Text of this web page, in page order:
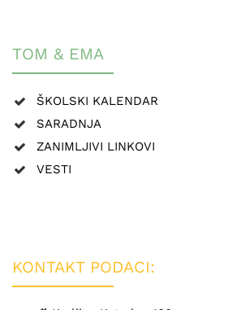
TOM & EMA
ŠKOLSKI KALENDAR
SARADNJA
ZANIMLJIVI LINKOVI
VESTI
KONTAKT PODACI: